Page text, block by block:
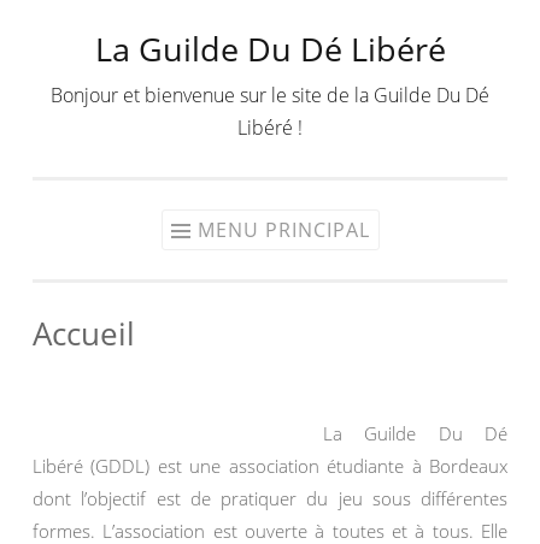
contenu
La Guilde Du Dé Libéré
Bonjour et bienvenue sur le site de la Guilde Du Dé
Libéré !
MENU PRINCIPAL
Accueil
La Guilde Du Dé
Libéré (GDDL) est une association étudiante à Bordeaux
dont l’objectif est de pratiquer du jeu sous différentes
formes. L’association est ouverte à toutes et à tous. Elle